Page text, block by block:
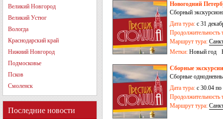
Великий Новгород
Великий Устюг
Вологда
Краснодарский край
Нижний Новгород
Подмосковье
Псков
Смоленск
Последние новости
Новогодний
Сборный
Дата тура: с 31
Продолжительность
Маршрут тура:
Метки: Новый год
Сборные
Сборные
Дата тура: с 30.04
Продолжительность
Маршрут тура: